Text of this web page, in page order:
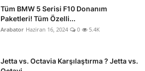
Tüm BMW 5 Serisi F10 Donanım
Paketleri! Tüm Özelli...
Arabator Haziran 16, 2024 0 5.4K
Jetta vs. Octavia Karşılaştırma ? Jetta vs.